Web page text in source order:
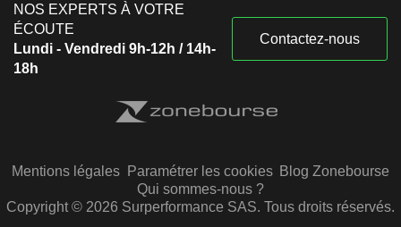
NOS EXPERTS À VOTRE
ÉCOUTE
Lundi - Vendredi 9h-12h / 14h-
18h
Contactez-nous
Mentions légales Paramétrer les cookies Blog Zonebourse
Qui sommes-nous ?
Copyright © 2026 Surperformance SAS. Tous droits réservés.